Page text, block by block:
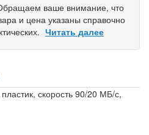
ваше внимание, что
и цена указаны справочно
Читать далее
скорость 90/20 МБ/с,